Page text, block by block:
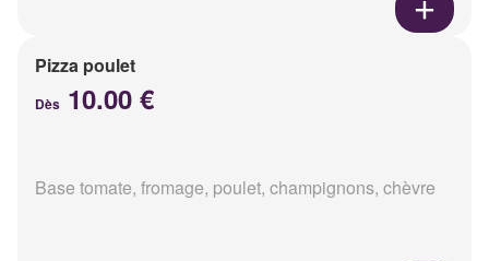
Pizza poulet
Dès 10.00 €
Base tomate, fromage, poulet, champignons, chèvre